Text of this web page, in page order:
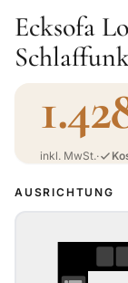
Ecksofa
inkl. MwSt.·
AUSRICHTUNG